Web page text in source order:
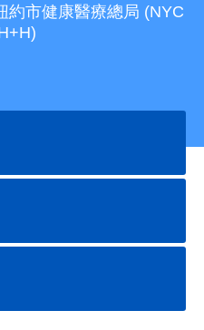
約市健康醫療總局 (NYC